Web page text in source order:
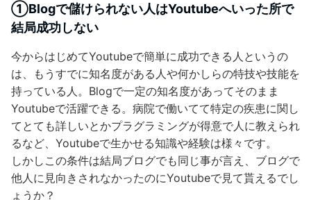
①Blogで儲けられない人はYoutubeへいった所で
結局成功しない
今からはじめてYoutubeで簡単に成功できる人というの
は、もうすでに知名度がある人や何かしらの特技や技能を
持っている人。Blogで一定の知名度があってそのまま
Youtubeで活躍できる。病院で働いてて特定の疾患に関し
てとても詳しいとかプラグラミングが得意で人に教えられ
るなど、Youtubeで生かせる知識や経験は様々です。
しかしこの条件は結局ブログでも同じ事が言え、ブログで
他人に見向きされなかったのにYoutubeで見て貰えるでし
ょうか？